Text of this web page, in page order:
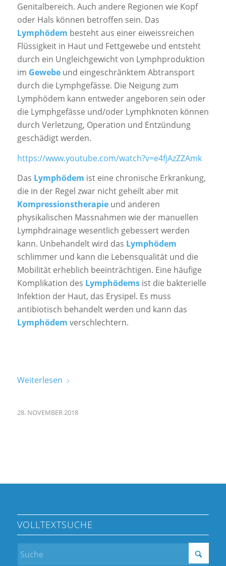
Genitalbereich. Auch andere Regionen wie Kopf
oder Hals können betroffen sein. Das
Lymphödem besteht aus einer eiweissreichen
Flüssigkeit in Haut und Fettgewebe und entsteht
durch ein Ungleichgewicht von Lymphproduktion
im Gewebeund eingeschränktem Abtransport
durch die Lymphgefässe. Die Neigung zum
Lymphödem kann entweder angeboren sein oder
die Lymphgefässe und/oder Lymphknoten können
durch Verletzung, Operation und Entzündung
geschädigt werden.
https://www.youtube.com/watch?v=e4fjAzZZAmk
Das Lymphödem ist eine chronische Erkrankung,
die in der Regel zwar nicht geheilt aber mit
Kompressionstherapieund anderen
physikalischen Massnahmen wie der manuellen
Lymphdrainage wesentlich gebessert werden
kann. Unbehandelt wird das Lymphödem
schlimmer und kann die Lebensqualität und die
Mobilität erheblich beeinträchtigen. Eine häufige
Komplikation des Lymphödemsist die bakterielle
Infektion der Haut, das Erysipel. Es muss
antibiotisch behandelt werden und kann das
Lymphödem verschlechtern.
Weiterlesen
28. NOVEMBER 2018
VOLLTEXTSUCHE